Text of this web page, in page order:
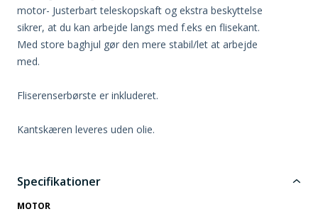
motor- Justerbart teleskopskaft og ekstra beskyttelse
sikrer, at du kan arbejde langs med f.eks en flisekant.
Med store baghjul gør den mere stabil/let at arbejde
med.
Fliserenserbørste er inkluderet.
Kantskæren leveres uden olie.
Specifikationer
MOTOR